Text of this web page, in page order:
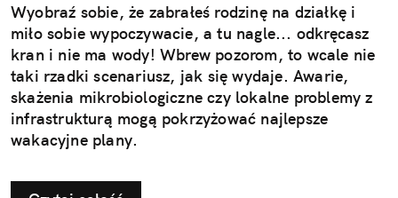
Wyobraź sobie, że zabrałeś rodzinę na działkę i
miło sobie wypoczywacie, a tu nagle... odkręcasz
kran i nie ma wody! Wbrew pozorom, to wcale nie
taki rzadki scenariusz, jak się wydaje. Awarie,
skażenia mikrobiologiczne czy lokalne problemy z
infrastrukturą mogą pokrzyżować najlepsze
wakacyjne plany.